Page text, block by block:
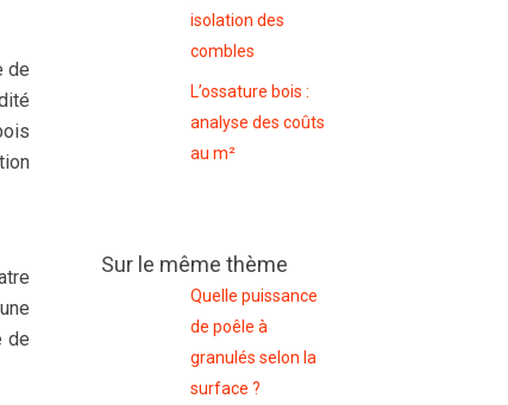
de
de
isolation des
combles
L’ossature bois :
analyse des coûts
au m²
Sur le même thème
Quelle puissance
de poêle à
granulés selon la
surface ?